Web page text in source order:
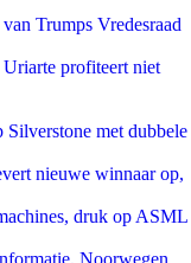
Trumps Vredesraad
profiteert niet
met dubbele
nieuwe winnaar op,
druk op ASML
Noorwegen